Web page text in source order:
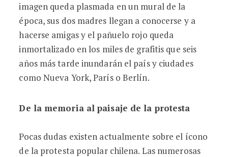
imagen queda plasmada en un mural de la
época, sus dos madres llegan a conocerse y a
hacerse amigas y el pañuelo rojo queda
inmortalizado en los miles de grafitis que seis
años más tarde inundarán el país y ciudades
como Nueva York, París o Berlín.
De la memoria al paisaje de la protesta
Pocas dudas existen actualmente sobre el ícono
de la protesta popular chilena. Las numerosas